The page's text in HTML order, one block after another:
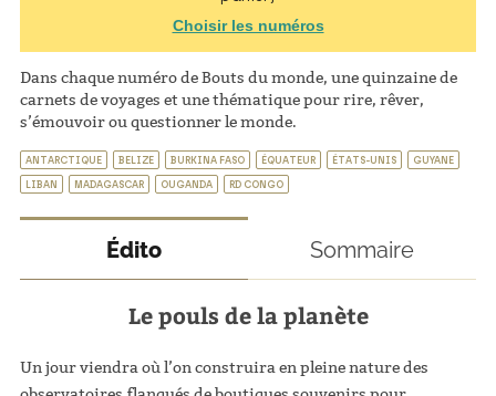
Choisir les numéros
Dans chaque numéro de Bouts du monde, une quinzaine de
carnets de voyages et une thématique pour rire, rêver,
s’émouvoir ou questionner le monde.
ANTARCTIQUE BELIZE BURKINA FASO ÉQUATEUR ÉTATS-UNIS
GUYANE
LIBAN
MADAGASCAR OUGANDA RD CONGO
Édito Sommaire
Le pouls de la planète
Un jour viendra où l’on construira en pleine nature des